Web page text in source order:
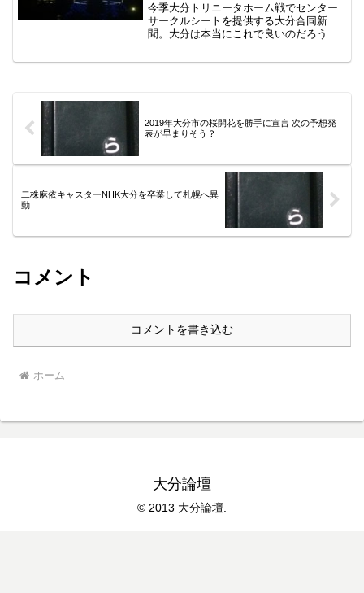
今季大分トリニータホーム戦でセンター
サークルシートを提供する大分合同新
聞。大分は本当にこれで良いのだろう
2019年大分市の桜開花を勝手に宣言 次の予想発
表が早まりそう？
二株麻依キャスターNHK大分を卒業して札幌へ異
動
コメント
コメントを書き込む
ホーム
大分論壇
© 2013 大分論壇.